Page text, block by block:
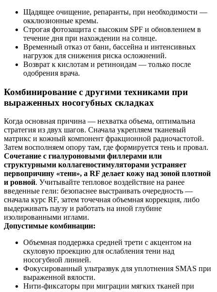
Щадящее очищение, репаранты, при необходимости —
окклюзионные кремы.
Строгая фотозащита с высоким SPF и обновлением в
течение дня при нахождении на солнце.
Временный отказ от бани, бассейна и интенсивных
нагрузок для снижения риска осложнений.
Возврат к кислотам и ретиноидам — только после
одобрения врача.
Комбинирование с другими техниками при
выраженных носогубных складках
Когда основная причина — нехватка объема, оптимальна
стратегия из двух шагов. Сначала укрепляем тканевый
матрикс и кожный компонент фракционной радиочастотой.
Затем восполняем опору там, где формируется тень и провал.
Сочетание с гиалуроновыми филлерами или
структурными коллагеностимуляторами устраняет
первопричину «тени», а RF делает кожу над зоной плотной
и ровной. Учитывайте тепловое воздействие на ранее
введенные гели: безопаснее выстраивать очередность —
сначала курс RF, затем точечная объемная коррекция, либо
выдерживать паузу и работать на иной глубине
изолированными иглами.
Допустимые комбинации:
Объемная поддержка средней трети с акцентом на
скуловую проекцию для ослабления тени над
носогубной линией.
Фокусированный ультразвук для уплотнения SMAS при
выраженной вялости.
Нити‑фиксаторы при миграции мягких тканей при